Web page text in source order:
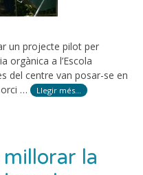
un projecte pilot per
orgànica a l’Escola
del centre van posar-se en
…
Llegir més…
la